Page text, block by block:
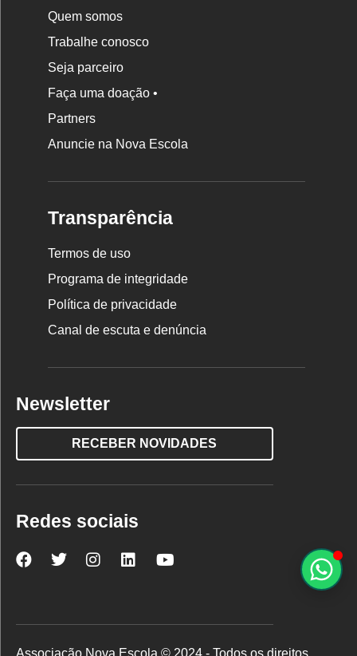
Quem somos
Trabalhe conosco
Seja parceiro
Faça uma doação •
Partners
Anuncie na Nova Escola
Transparência
Termos de uso
Programa de integridade
Política de privacidade
Canal de escuta e denúncia
Newsletter
RECEBER NOVIDADES
Redes sociais
Nova
Facebook
Nova
Twitter
Nova
Instagram
Nova
LinkedInYouTube
Associação Nova Escola © 2024 - Todos os direitos